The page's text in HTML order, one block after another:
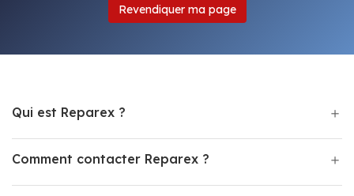
Revendiquer ma page
Qui est Reparex ?
Comment contacter Reparex ?